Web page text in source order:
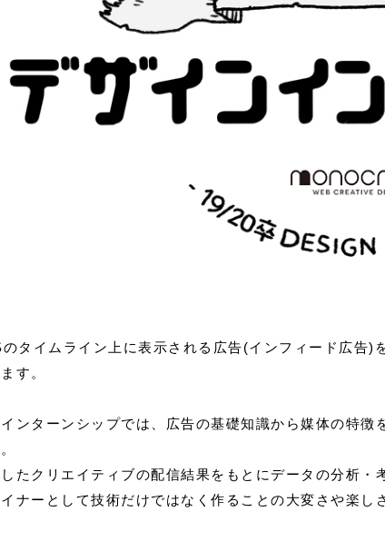
タイムライン上に表示される広告(インフィード広告)
す。
ンターンシップでは、広告の基礎知識から媒体の特
たクリエイティブの配信結果をもとにデータの分析・
ナーとして技術だけではなく作ることの大変さや楽し